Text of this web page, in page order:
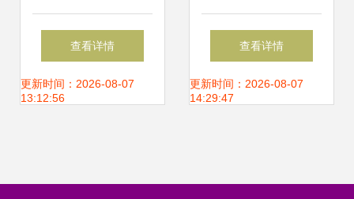
酒在490ml瓶中共
舞——德行小麦精
查看详情
更新时间：2026-08-07
13:12:56
——拉菲法拉斯美
乐干红葡萄酒探析
查看详情
更新时间：2026-08-07
14:29:47